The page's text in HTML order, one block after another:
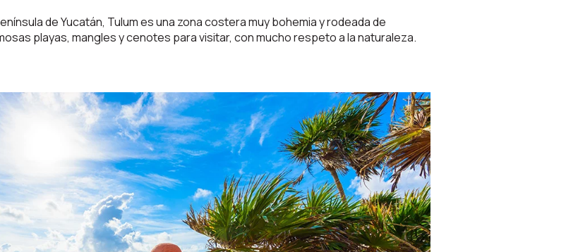
de Yucatán, Tulum es una zona costera muy bohemia y rodeada de
playas, mangles y cenotes para visitar, con mucho respeto a la naturaleza.